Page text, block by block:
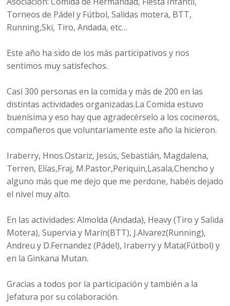
Torneos de Pádel y Fútbol, Salidas motera, BTT,
Running,Ski, Tiro, Andada, etc…
Este año ha sido de los más participativos y nos
sentimos muy satisfechos.
Casi 300 personas en la comida y más de 200 en las
distintas actividades organizadas.La Comida estuvo
buenísima y eso hay que agradecérselo a los cocineros,
compañeros que voluntariamente este año la hicieron.
Iraberry, Hnos.Ostariz, Jesús, Sebastián, Magdalena,
Terren, Elías,Fraj, M.Pastor,Periquin,Lasala,Chencho y
alguno más que me dejo que me perdone, habéis dejado
el nivel muy alto.
En las actividades: Almolda (Andada), Heavy (Tiro y Salida
Motera), Supervia y Marín(BTT), J.Alvarez(Running),
Andreu y D.Fernandez (Pádel), Iraberry y Mata(Fútbol) y
en la Ginkana Mutan.
Gracias a todos por la participación y también a la
Jefatura por su colaboración.